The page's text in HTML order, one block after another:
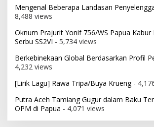
Mengenal Beberapa Landasan
8,488 views
Oknum Prajurit Yonif 756/WS Papua Kabur
Serbu SS2VI - 5,734 views
Berkebinekaan Global Berdasarkan Profil
4,232 views
[Lirik Lagu] Rawa Tripa/Buya Krueng-
Putra Aceh Tamiang Gugur dalam Baku
OPM di Papua - 4,071 views